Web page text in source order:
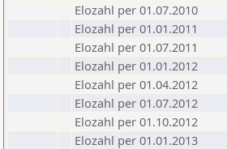
Elozahl per 01.07.2010
Elozahl per 01.01.2011
Elozahl per 01.07.2011
Elozahl per 01.01.2012
Elozahl per 01.04.2012
Elozahl per 01.07.2012
Elozahl per 01.10.2012
Elozahl per 01.01.2013